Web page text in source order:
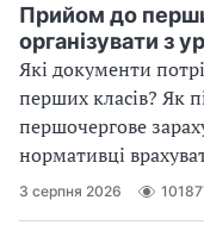
Прийом до
організувати з
Які документи
перших класів? Як
першочергове
нормативці
3 серпня 2026